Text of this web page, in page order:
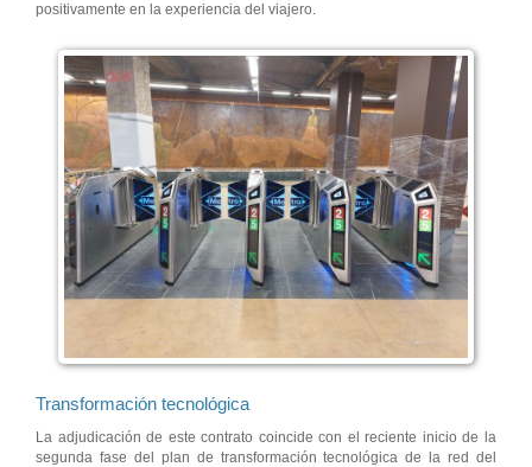
positivamente en la experiencia del viajero.
Transformación tecnológica
La adjudicación de este contrato coincide con el reciente inicio de la
segunda fase del plan de transformación tecnológica de la red del